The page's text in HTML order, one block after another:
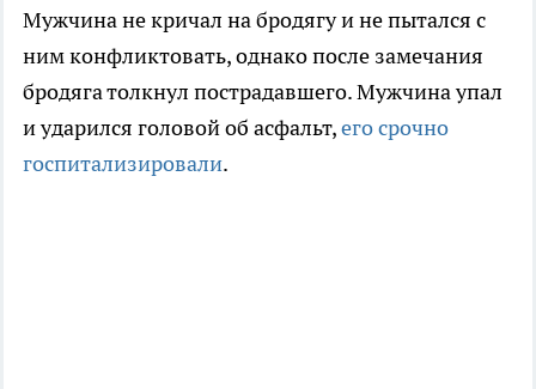
Мужчина не кричал на бродягу и не пытался с
ним конфликтовать, однако после замечания
бродяга толкнул пострадавшего. Мужчина упал
и ударился головой об асфальт,его срочно
госпитализировали.